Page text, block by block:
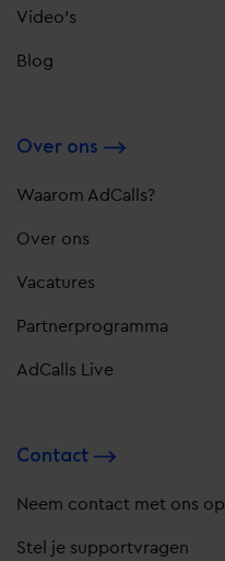
Video's
Blog
Over ons
Waarom AdCalls?
Over ons
Vacatures
Partnerprogramma
AdCalls Live
Contact
Neem contact met ons op
Stel je supportvragen